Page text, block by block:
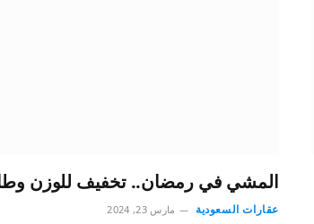
المشي في رمضان.. تخفيف للوزن
عقارات السعودية مارس 23, 2024